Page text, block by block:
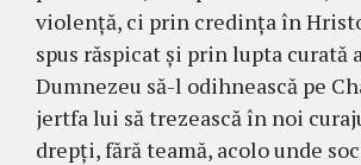
violență, ci prin credința în
spus răspicat și prin lupta curată
Dumnezeu să-l odihnească pe
jertfa lui să trezească în noi
drepți, fără teamă, acolo unde